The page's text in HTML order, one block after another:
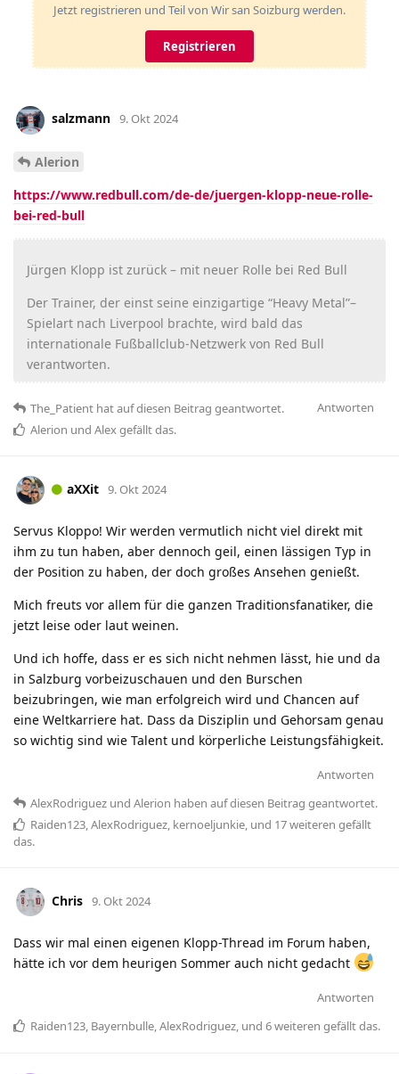
Jetzt registrieren und Teil von Wir san Soizburg werden.
Registrieren
salzmann 9. Okt 2024
Alerion
https://www.redbull.com/de-de/juergen-klopp-neue-rolle-
bei-red-bull
Jürgen Klopp ist zurück – mit neuer Rolle bei Red Bull
Der Trainer, der einst seine einzigartige “Heavy Metal”–
Spielart nach Liverpool brachte, wird bald das
internationale Fußballclub-Netzwerk von Red Bull
verantworten.
Antworten
The_Patient hatauf diesen Beitrag geantwortet.
Alerion und Alexgefällt das.
aXXit 9. Okt 2024
Servus Kloppo! Wir werden vermutlich nicht viel direkt mit
ihm zu tun haben, aber dennoch geil, einen lässigen Typ in
der Position zu haben, der doch großes Ansehen genießt.
Mich freuts vor allem für die ganzen Traditionsfanatiker, die
jetzt leise oder laut weinen.
Und ich hoffe, dass er es sich nicht nehmen lässt, hie und da
in Salzburg vorbeizuschauen und den Burschen
beizubringen, wie man erfolgreich wird und Chancen auf
eine Weltkarriere hat. Dass da Disziplin und Gehorsam genau
so wichtig sind wie Talent und körperliche Leistungsfähigkeit.
Antworten
AlexRodriguez und Alerion haben auf diesen Beitrag geantwortet.
Raiden123,AlexRodriguez, kernoeljunkie, und 17weiteren gefällt
das.
Chris 9. Okt 2024
Dass wir mal einen eigenen Klopp-Thread im Forum haben,
hätte ich vor dem heurigen Sommer auch nicht gedacht
Antworten
Raiden123, Bayernbulle,AlexRodriguez, und 6weiteren gefällt das.